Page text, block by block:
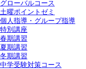
グローバルコース
土曜ポイントゼミ
個人指導・グループ指導
特別講座
春期講習
夏期講習
冬期講習
中学受験対策コース